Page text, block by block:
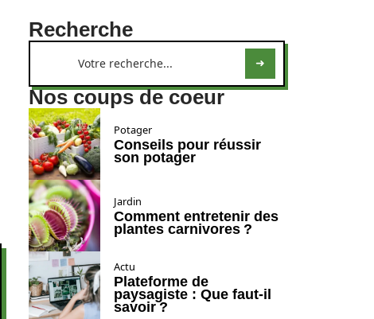
Recherche
Nos coups de coeur
Potager
Conseils pour réussir
son potager
Jardin
Comment entretenir des
plantes carnivores ?
Actu
Plateforme de
paysagiste : Que faut-il
savoir ?